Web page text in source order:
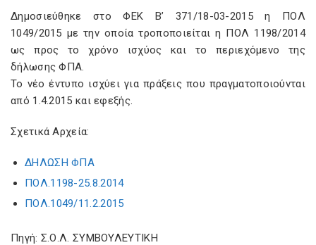
Δημοσιεύθηκε στο ΦΕΚ Β’ 371/18-03-2015 η ΠΟΛ
1049/2015 με την οποία τροποποιείται η ΠΟΛ 1198/2014
ως προς το χρόνο ισχύος και το περιεχόμενο της
δήλωσης ΦΠΑ.
Το νέο έντυπο ισχύει για πράξεις που πραγματοποιούνται
από 1.4.2015 και εφεξής.
Σχετικά Αρχεία:
ΔΗΛΩΣΗ ΦΠΑ
ΠΟΛ.1198-25.8.2014
ΠΟΛ.1049/11.2.2015
Πηγή: Σ.Ο.Λ. ΣΥΜΒΟΥΛΕΥΤΙΚΗ